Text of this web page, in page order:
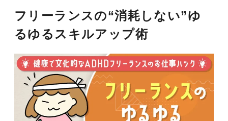
フリーランスの“消耗しない”ゆ
るゆるスキルアップ術